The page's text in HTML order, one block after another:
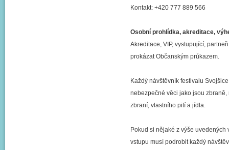
Kontakt: +420 777 889 566
Osobní prohlídka, akreditace,
Akreditace, VIP, vystupující,
prokázat Občanským průkazem.
Každý návštěvník festivalu
nebezpečné věci jako jsou
zbraní, vlastního pití a jídla.
Pokud si nějaké z výše
vstupu musí podrobit každý